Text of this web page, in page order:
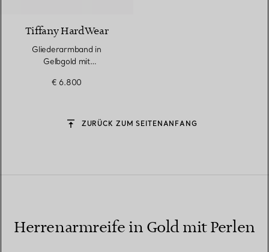
Tiffany HardWear
Gliederarmband in
Gelbgold mit
€ 6.800
ZURÜCK ZUM SEITENANFANG
Herrenarmreife in Gold mit Perlen